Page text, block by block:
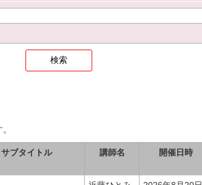
サブタイトル 講師名 開催日時